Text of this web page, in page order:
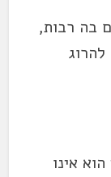
בה רבות,
אינו